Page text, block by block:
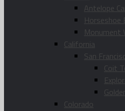
Antelope
Horseshoe
Monument
California
San
Coit
Colorado